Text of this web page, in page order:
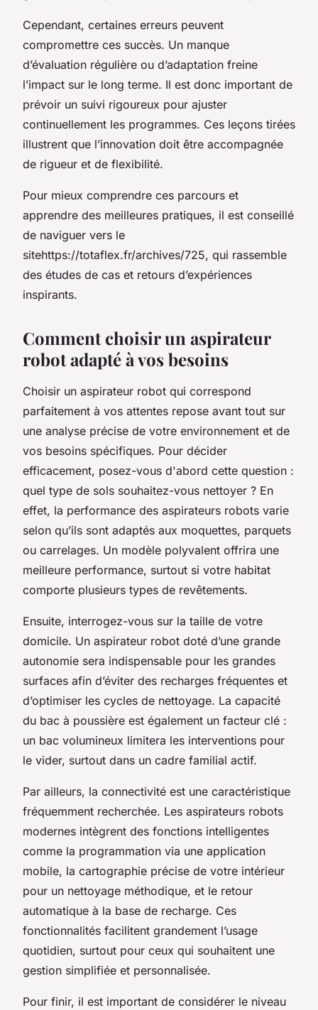
Cependant, certaines erreurs peuvent
compromettre ces succès. Un manque
d’évaluation régulière ou d’adaptation freine
l’impact sur le long terme. Il est donc important de
prévoir un suivi rigoureux pour ajuster
continuellement les programmes. Ces leçons tirées
illustrent que l’innovation doit être accompagnée
de rigueur et de flexibilité.
Pour mieux comprendre ces parcours et
apprendre des meilleures pratiques, il est conseillé
de naviguer vers le
sitehttps://totaflex.fr/archives/725, qui rassemble
des études de cas et retours d’expériences
inspirants.
Comment choisir un aspirateur
robot adapté à vos besoins
Choisir un aspirateur robot qui correspond
parfaitement à vos attentes repose avant tout sur
une analyse précise de votre environnement et de
vos besoins spécifiques. Pour décider
efficacement, posez-vous d'abord cette question :
quel type de sols souhaitez-vous nettoyer ? En
effet, la performance des aspirateurs robots varie
selon qu’ils sont adaptés aux moquettes, parquets
ou carrelages. Un modèle polyvalent offrira une
meilleure performance, surtout si votre habitat
comporte plusieurs types de revêtements.
Ensuite, interrogez-vous sur la taille de votre
domicile. Un aspirateur robot doté d’une grande
autonomie sera indispensable pour les grandes
surfaces afin d’éviter des recharges fréquentes et
d’optimiser les cycles de nettoyage. La capacité
du bac à poussière est également un facteur clé :
un bac volumineux limitera les interventions pour
le vider, surtout dans un cadre familial actif.
Par ailleurs, la connectivité est une caractéristique
fréquemment recherchée. Les aspirateurs robots
modernes intègrent des fonctions intelligentes
comme la programmation via une application
mobile, la cartographie précise de votre intérieur
pour un nettoyage méthodique, et le retour
automatique à la base de recharge. Ces
fonctionnalités facilitent grandement l’usage
quotidien, surtout pour ceux qui souhaitent une
gestion simplifiée et personnalisée.
Pour finir, il est important de considérer le niveau